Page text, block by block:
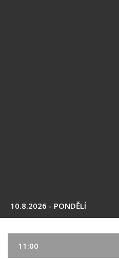
10.8.2026 - PONDĚLÍ
11:00